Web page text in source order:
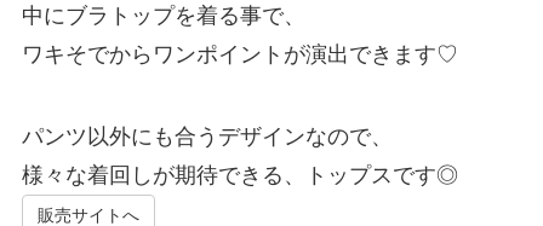
中にブラトップを着る事で、
ワキそでからワンポイントが演出できます♡
パンツ以外にも合うデザインなので、
様々な着回しが期待できる、トップスです◎
販売サイトへ